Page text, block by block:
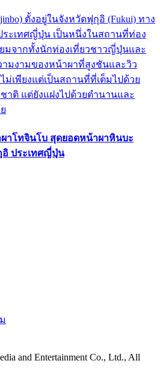
ตั้งอยู่ในจังหวัดฟุกุอิ (Fukui) ทาง
ะเทศญี่ปุ่น เป็นหนึ่งในสถานที่ท่อง
มจากทั้งนักท่องเที่ยวชาวญี่ปุ่นและ
ามงามของหน้าผาที่สูงชันและวิว
เพียงแต่เป็นสถานที่ที่เต็มไปด้วย
าติ แต่ยังแฝงไปด้วยตำนานและ
ผาโทจินโบ สุดยอดหน้าผาหินบะ
ประเทศญี่ปุ่น
and Entertainment Co., Ltd., All